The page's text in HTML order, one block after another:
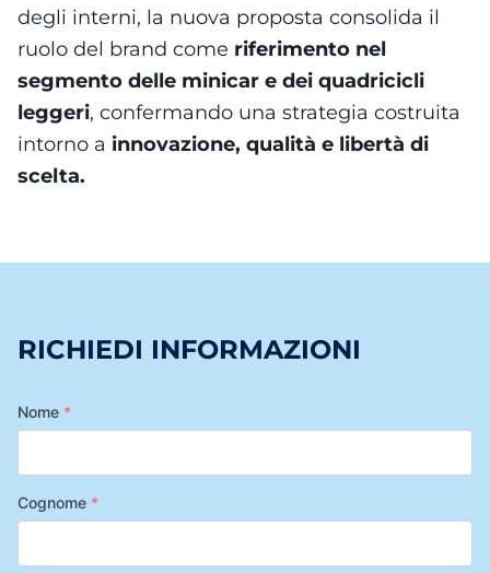
degli interni, la nuova proposta consolida il
ruolo del brand come riferimento nel
segmento delle minicar e dei quadricicli
leggeri, confermando una strategia costruita
intorno a innovazione, qualità e libertà di
scelta.
RICHIEDI INFORMAZIONI
Nome *
Cognome *